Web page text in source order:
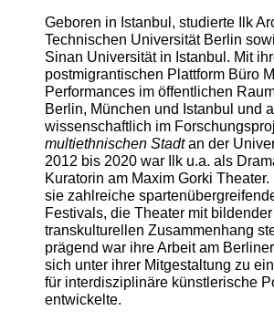
Geboren in Istanbul, studierte Ilk
Technischen Universität Berlin
Sinan Universität in Istanbul. Mit
postmigrantischen Plattform Büro
Performances im öffentlichen
Berlin, München und Istanbul und
wissenschaftlich im
multiethnischen Stadtan der
2012 bis 2020 war Ilk u.a. als
Kuratorin am Maxim Gorki
sie zahlreiche
Festivals, die Theater mit
transkulturellen Zusammenhang
prägend war ihre Arbeit am
sich unter ihrer Mitgestaltung zu
für interdisziplinäre künstlerische
entwickelte.